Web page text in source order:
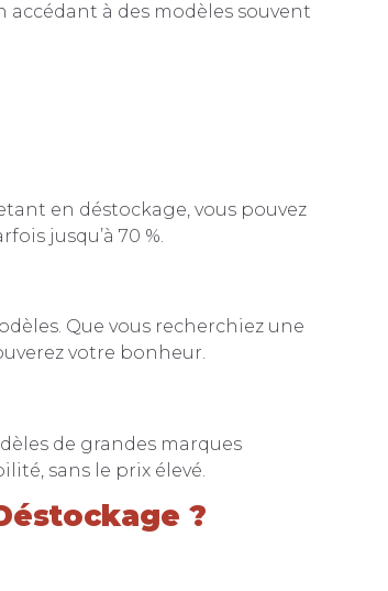
accédant à des modèles souvent
en déstockage, vous pouvez
jusqu’à 70 %.
Que vous recherchiez une
votre bonheur.
de grandes marques
sans le prix élevé.
?